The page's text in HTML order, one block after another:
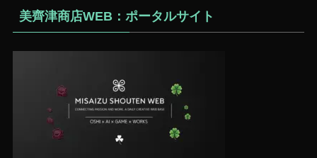
美齊津商店WEB：ポータルサイト